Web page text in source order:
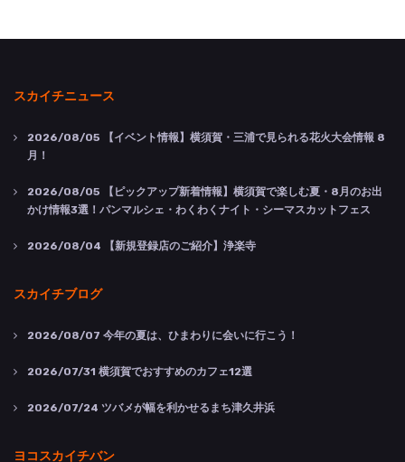
スカイチニュース
2026/08/05 【イベント情報】横須賀・三浦で見られる花火大会情報 8
月！
2026/08/05 【ピックアップ新着情報】横須賀で楽しむ夏・8月のお出
かけ情報3選！パンマルシェ・わくわくナイト・シーマスカットフェス
2026/08/04 【新規登録店のご紹介】浄楽寺
スカイチブログ
2026/08/07 今年の夏は、ひまわりに会いに行こう！
2026/07/31 横須賀でおすすめのカフェ12選
2026/07/24 ツバメが幅を利かせるまち津久井浜
ヨコスカイチバン